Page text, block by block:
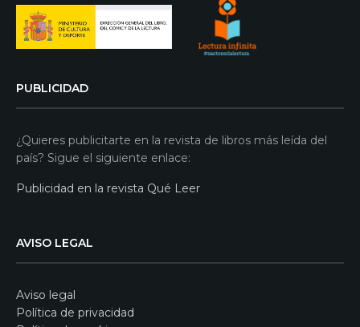
PUBLICIDAD
¿Quieres publicitarte en la revista de libros más leída del
país? Sigue el siguiente enlace:
Publicidad en la revista Qué Leer
AVISO LEGAL
Aviso legal
Política de privacidad